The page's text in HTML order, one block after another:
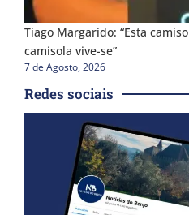
Tiago Margarido: “Esta
camisola vive-se”
7 de Agosto, 2026
Redes sociais